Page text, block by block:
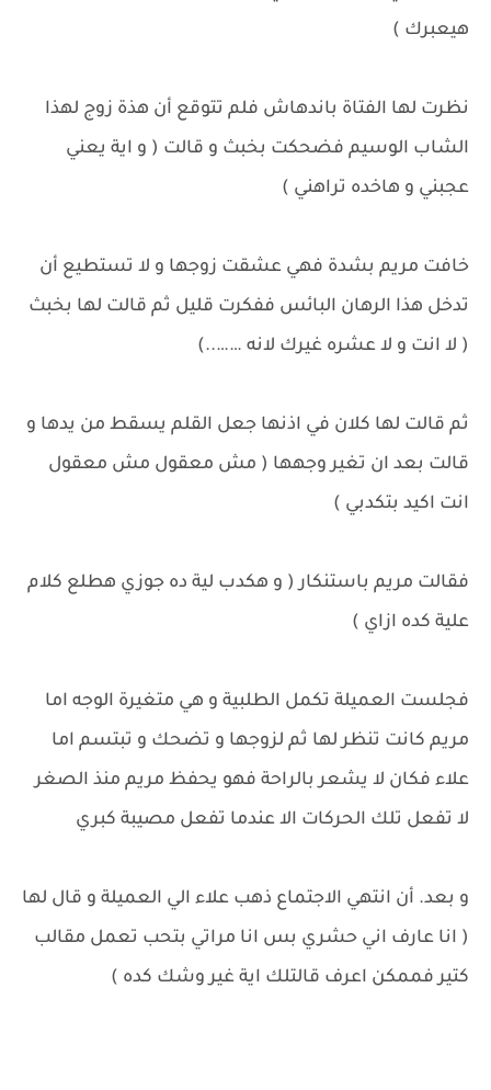
هيعبرك )
نظرت لها الفتاة باندهاش فلم تتوقع أن هذة زوج لهذا
الشاب الوسيم فضحكت بخبث و قالت ( و اية يعني
عجبني و هاخده تراهني )
خافت مريم بشدة فهي عشقت زوجها و لا تستطيع أن
تدخل هذا الرهان البائس ففكرت قليل ثم قالت لها بخبث
( لا انت و لا عشره غيرك لانه ……..)
ثم قالت لها كلان في اذنها جعل القلم يسقط من يدها و
قالت بعد ان تغير وجهها ( مش معقول مش معقول
انت اكيد بتكدبي )
فقالت مريم باستنكار ( و هكدب لية ده جوزي هطلع كلام
علية كده ازاي )
فجلست العميلة تكمل الطلبية و هي متغيرة الوجه اما
مريم كانت تنظر لها ثم لزوجها و تضحك و تبتسم اما
علاء فكان لا يشعر بالراحة فهو يحفظ مريم منذ الصغر
لا تفعل تلك الحركات الا عندما تفعل مصيبة كبري
و بعد. أن انتهي الاجتماع ذهب علاء الي العميلة و قال لها
( انا عارف اني حشري بس انا مراتي بتحب تعمل مقالب
كتير فممكن اعرف قالتلك اية غير وشك كده )